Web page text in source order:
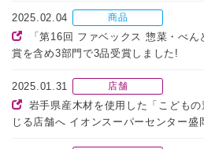
2025.02.04 商品
「第16回 ファベックス 惣菜・べ
賞を含め3部門で3品受賞しました!
2025.01.31 店舗
岩手県産木材を使用した「こども
じる店舗へ イオンスーパーセンター盛